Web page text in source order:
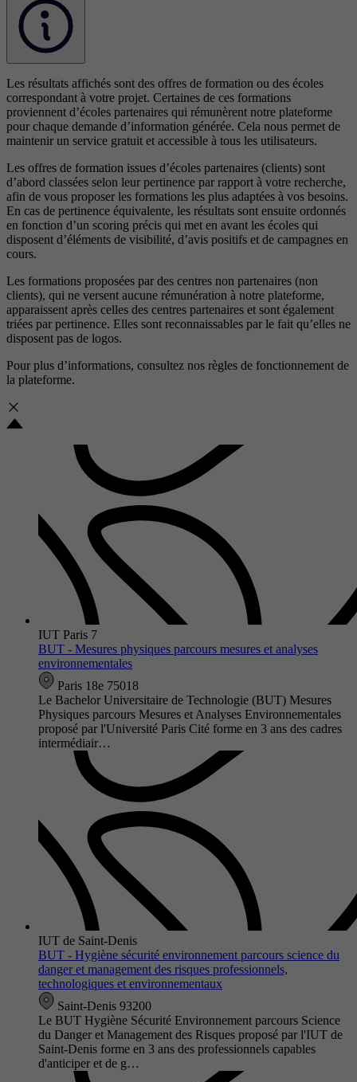
Les résultats affichés sont des offres de formation ou des écoles
correspondant à votre projet. Certaines de ces formations
proviennent d’écoles partenaires qui rémunèrent notre plateforme
pour chaque demande d’information générée. Cela nous permet de
maintenir un service gratuit et accessible à tous les utilisateurs.
Les offres de formation issues d’écoles partenaires (clients) sont
d’abord classées selon leur pertinence par rapport à votre recherche,
afin de vous proposer les formations les plus adaptées à vos besoins.
En cas de pertinence équivalente, les résultats sont ensuite ordonnés
en fonction d’un scoring précis qui met en avant les écoles qui
disposent d’éléments de visibilité, d’avis positifs et de campagnes en
cours.
Les formations proposées par des centres non partenaires (non
clients), qui ne versent aucune rémunération à notre plateforme,
apparaissent après celles des centres partenaires et sont également
triées par pertinence. Elles sont reconnaissables par le fait qu’elles ne
disposent pas de logos.
Pour plus d’informations, consultez nos règles de fonctionnement de
la plateforme.
IUT Paris 7
BUT - Mesures physiques parcours mesures et analyses
environnementales
Paris 18e 75018
Le Bachelor Universitaire de Technologie (BUT) Mesures
Physiques parcours Mesures et Analyses Environnementales
proposé par l'Université Paris Cité forme en 3 ans des cadres
intermédiair…
IUT de Saint-Denis
BUT - Hygiène sécurité environnement parcours science du
danger et management des risques professionnels,
technologiques et environnementaux
Saint-Denis 93200
Le BUT Hygiène Sécurité Environnement parcours Science
du Danger et Management des Risques proposé par l'IUT de
Saint-Denis forme en 3 ans des professionnels capables
d'anticiper et de g…